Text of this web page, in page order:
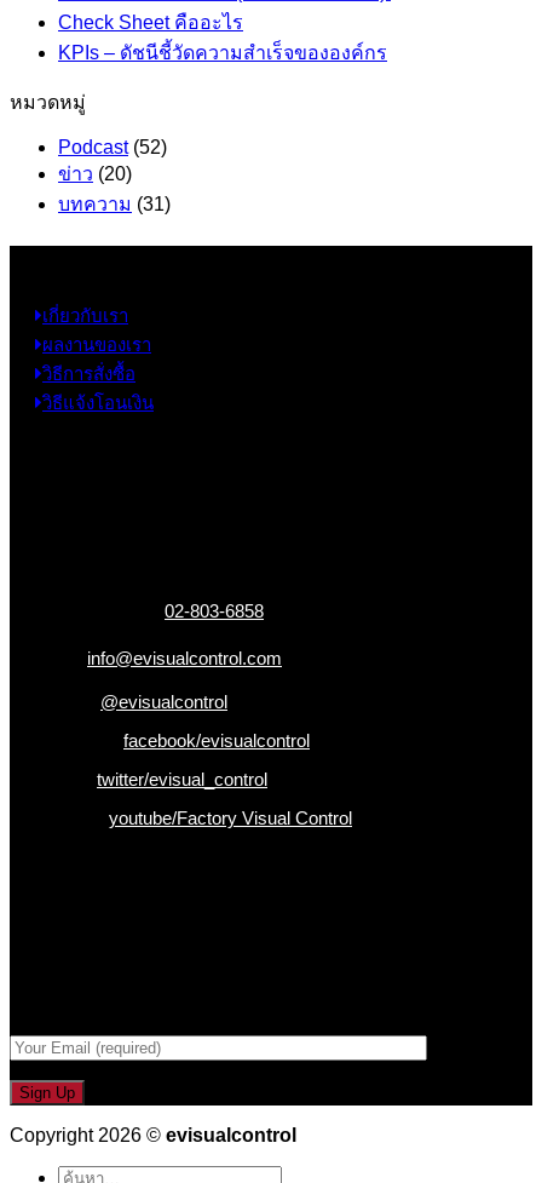
Check Sheet คืออะไร
KPIs – ดัชนีชี้วัดความสำเร็จขององค์กร
หมวดหมู่
Podcast(52)
ข่าว (20)
บทความ (31)
เกี่ยวกับเรา
ผลงานของเรา
วิธีการสั่งซื้อ
วิธีแจ้งโอนเงิน
02-803-6858
info@evisualcontrol.com
@evisualcontrol
facebook/evisualcontrol
twitter/evisual_control
youtube/Factory Visual Control
Copyright 2026 © evisualcontrol